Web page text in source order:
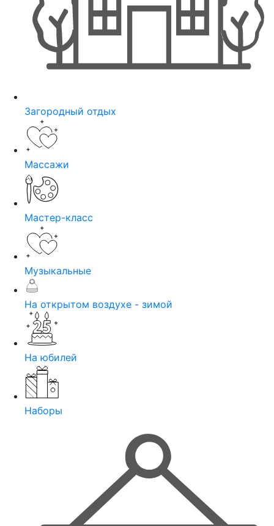
Загородный отдых
Массажи
Мастер-класс
Музыкальные
На открытом воздухе - зимой
На юбилей
Наборы